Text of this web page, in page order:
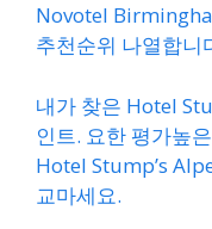
Novotel
추천순위 나열합니
내가 찾은 Hotel
인트. 요한 평가높
Hotel Stump’s
교마세요.